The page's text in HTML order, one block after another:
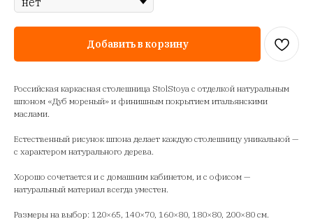
Добавить в корзину
Российская каркасная столешница StolStoya с отделкой натуральным
шпоном «Дуб мореный» и финишным покрытием итальянскими
маслами.
Естественный рисунок шпона делает каждую столешницу уникальной —
с характером натурального дерева.
Хорошо сочетается и с домашним кабинетом, и с офисом —
натуральный материал всегда уместен.
Размеры на выбор: 120×65, 140×70, 160×80, 180×80, 200×80 см.